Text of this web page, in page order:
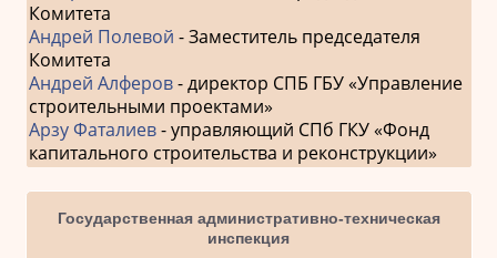
Комитета
Андрей Полевой - Заместитель председателя
Комитета
Андрей Алферов- директор СПБ ГБУ «Управление
строительными проектами»
Арзу Фаталиев- управляющий СПб ГКУ «Фонд
капитального строительства и реконструкции»
Государственная административно-техническая
инспекция